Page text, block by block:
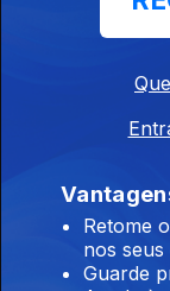
Cristina Siza
região entre
Enoturismo
Cristina Siza
Portugal de Norte
estas regiões.
Retome
nos seus
Guarde